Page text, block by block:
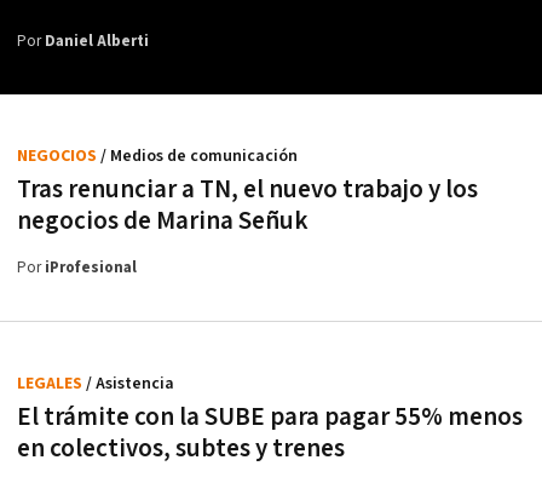
PorDaniel Alberti
Tras renunciar a TN, el nuevo trabajo y los
negocios de Marina Señuk
NEGOCIOS / Medios de comunicación
PoriProfesional
El trámite con la SUBE para pagar 55% menos
en colectivos, subtes y trenes
LEGALES / Asistencia